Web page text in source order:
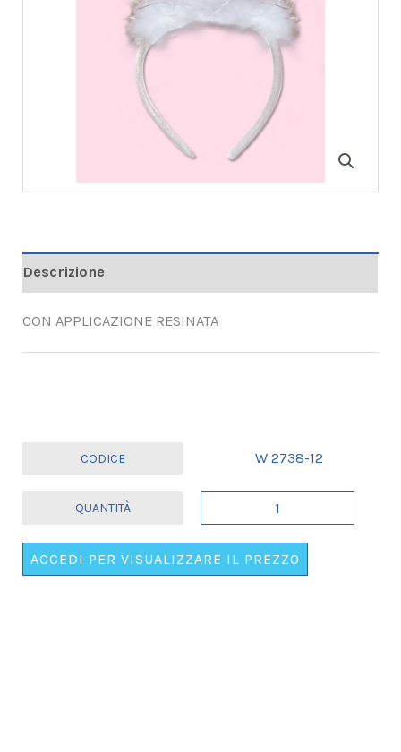
Descrizione
CON APPLICAZIONE RESINATA
W 2738-12
CERCHIETTO
"SUPER
ACCEDI PER VISUALIZZARE IL PREZZO